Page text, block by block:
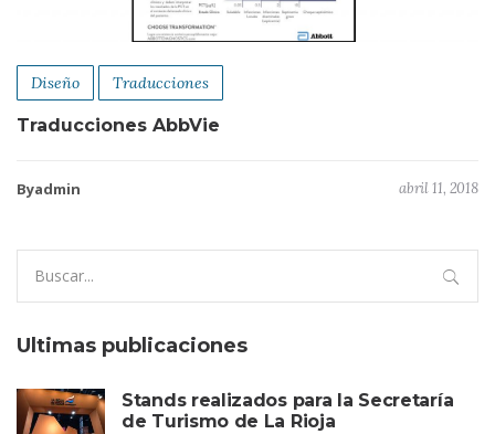
Diseño Traducciones
Traducciones AbbVie
Byadmin abril 11, 2018
for:
Ultimas publicaciones
Stands realizados para la Secretaría
de Turismo de La Rioja